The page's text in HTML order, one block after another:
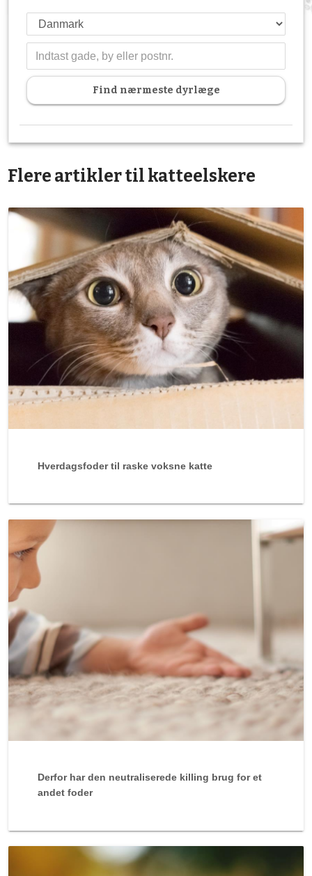
Find nærmeste dyrlæge
Flere artikler til katteelskere
Hverdagsfoder til raske voksne katte
Derfor har den neutraliserede killing brug for et
andet foder